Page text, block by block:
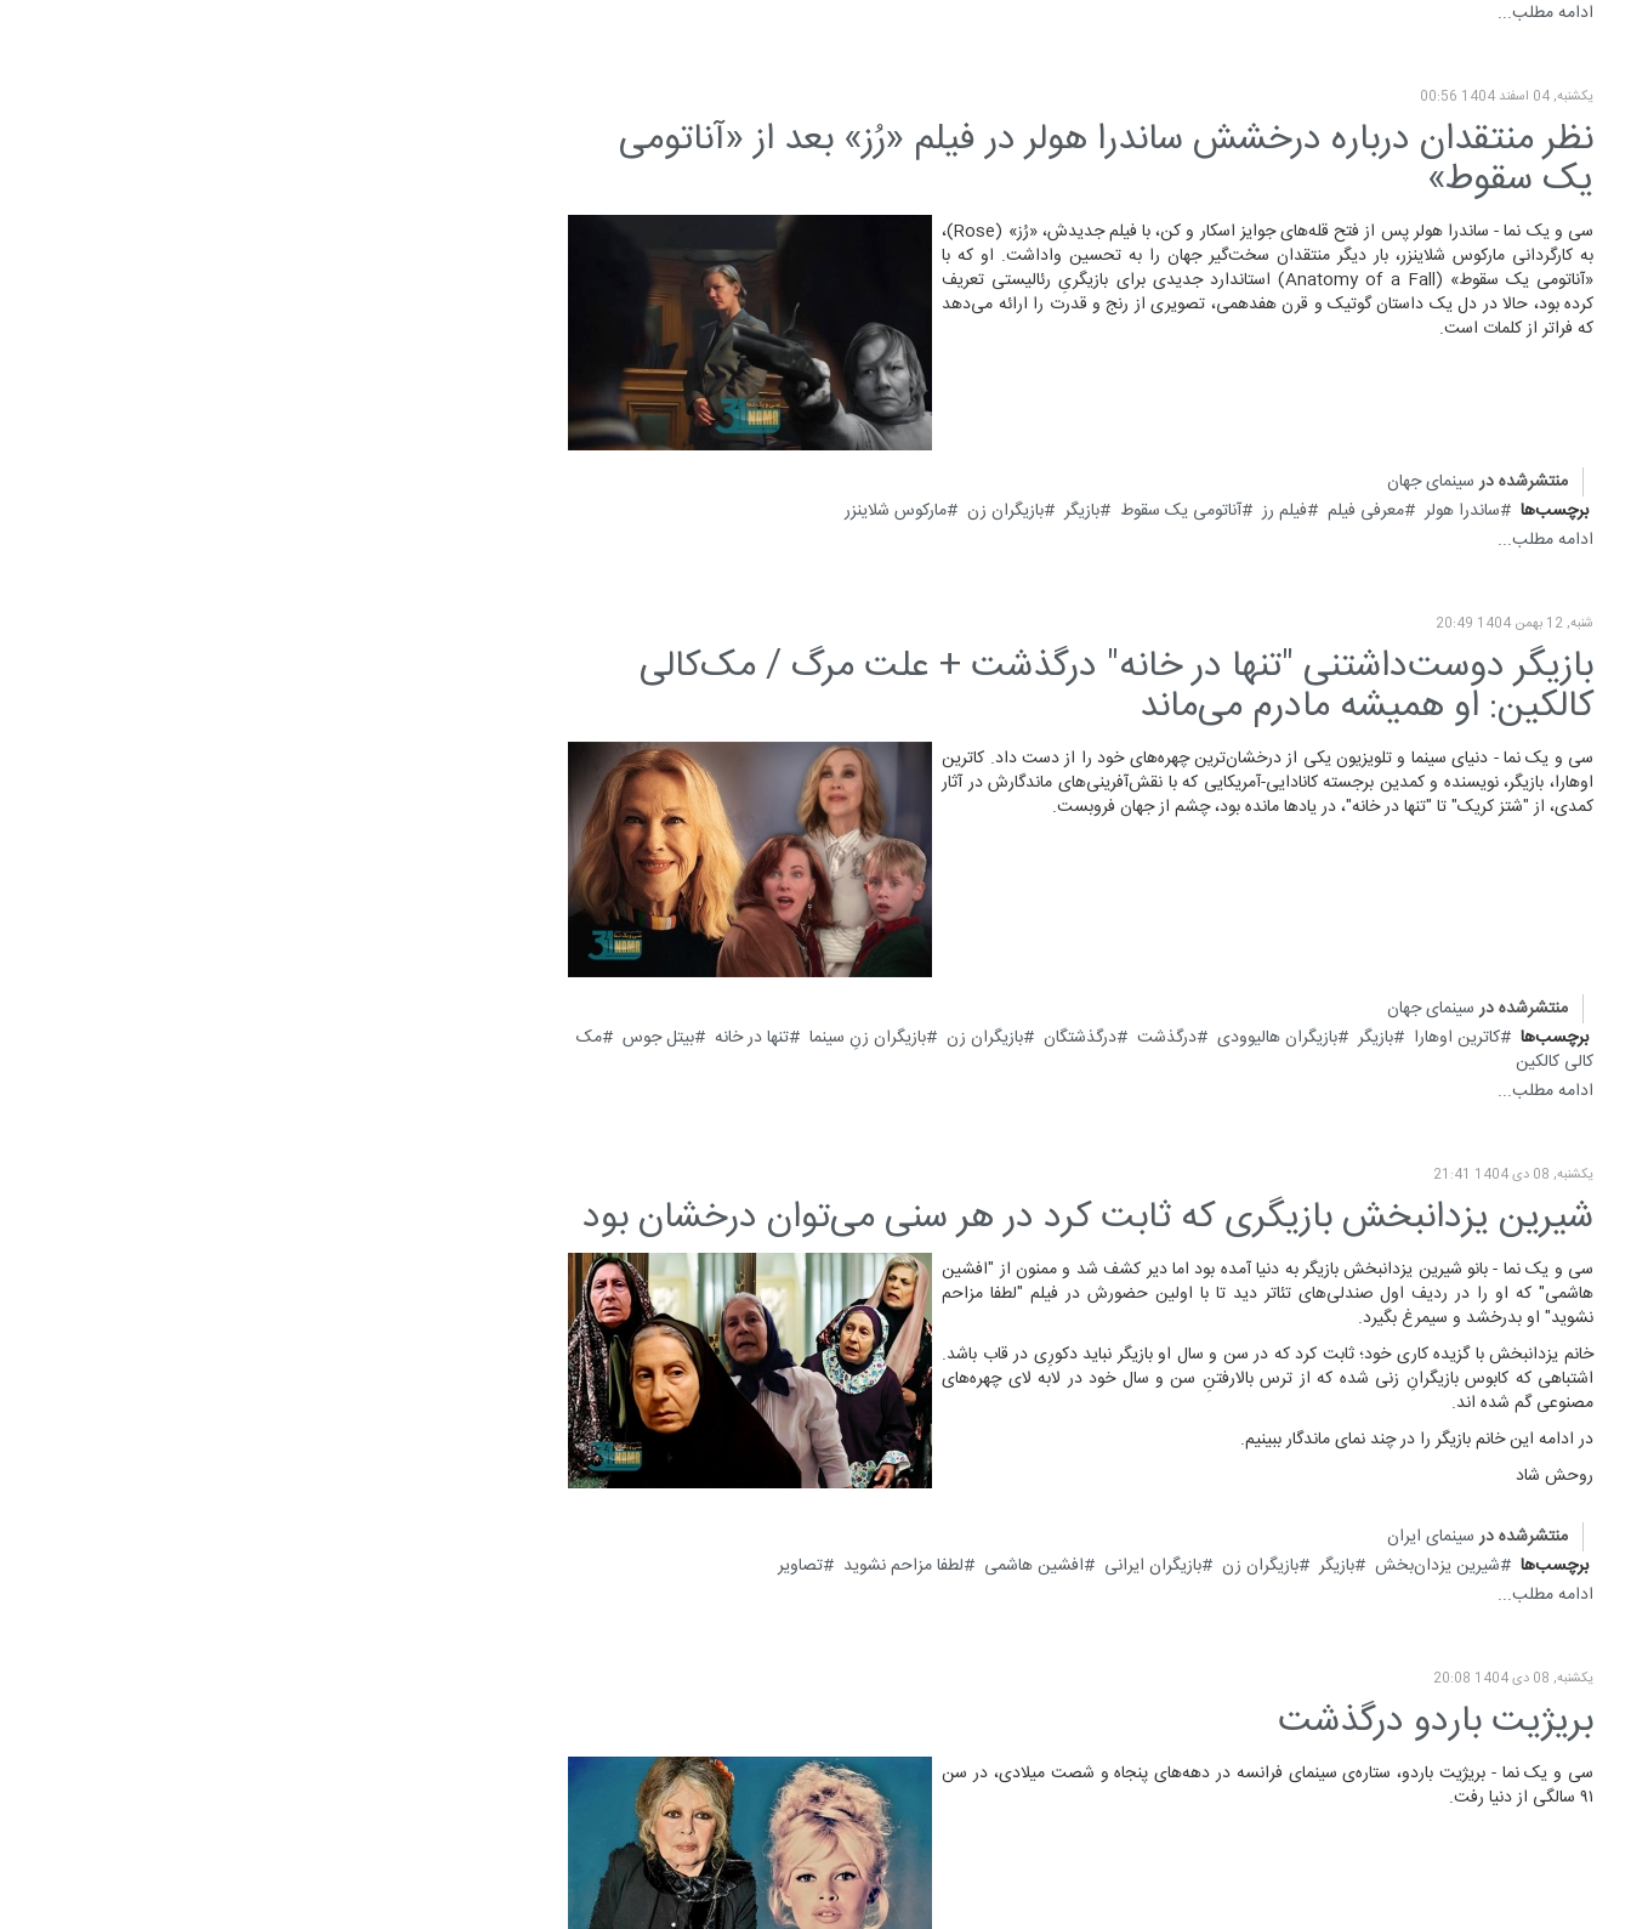
ادامه مطلب...
یکشنبه, 04 اسفند 1404 00:56
نظر منتقدان درباره درخشش ساندرا هولر در فیلم «رُز» بعد از «آناتومی
یک سقوط»
سی و یک نما - ساندرا هولر پس از فتح قله‌های جوایز اسکار و کن، با فیلم جدیدش، «رُز» (Rose)،
به کارگردانی مارکوس شلاینزر، بار دیگر منتقدان سخت‌گیر جهان را به تحسین واداشت. او که با
«آناتومی یک سقوط» (Anatomy of a Fall) استاندارد جدیدی برای بازیگریِ رئالیستی تعریف
کرده بود، حالا در دل یک داستان گوتیک و قرن هفدهمی، تصویری از رنج و قدرت را ارائه می‌دهد
که فراتر از کلمات است.
منتشرشده در سینمای جهان
برچسب‌ها
ساندرا هولر معرفی فیلم فیلم رز آناتومی یک سقوط بازیگر بازیگران زن
مارکوس شلاینزر
ادامه مطلب...
شنبه, 12 بهمن 1404 20:49
بازیگر دوست‌داشتنی "تنها در خانه" درگذشت + علت مرگ / مک‌کالی‌
کالکین: او همیشه مادرم می‌ماند
سی و یک نما - دنیای سینما و تلویزیون یکی از درخشان‌ترین چهره‌های خود را از دست داد. کاترین
اوهارا، بازیگر، نویسنده و کمدین برجسته کانادایی-آمریکایی که با نقش‌آفرینی‌های ماندگارش در آثار
کمدی، از "شتز کریک" تا "تنها در خانه"، در یادها مانده بود، چشم از جهان فروبست.
منتشرشده در سینمای جهان
برچسب‌ها
کاترین اوهارا بازیگر بازیگران هالیوودی درگذشت درگذشتگان بازیگران زن بازیگران زنِ سینما تنها در خانه بیتل جوس
مک
کالی کالکین
ادامه مطلب...
یکشنبه, 08 دی 1404 21:41
شیرین یزدانبخش بازیگری که ثابت کرد در هر سنی می‌توان درخشان بود
سی و یک نما - بانو شیرین یزدانبخش بازیگر به دنیا آمده بود اما دیر کشف شد و ممنون از "افشین
هاشمی" که او را در ردیف اول صندلی‌های تئاتر دید تا با اولین حضورش در فیلم "لطفا مزاحم
نشوید" او بدرخشد و سیمرغ بگیرد.
خانم یزدانبخش با گزیده کاری خود؛ ثابت کرد که در سن و سال او بازیگر نباید دکورِی در قاب باشد.
اشتباهی که کابوس بازیگرانِ زنی شده که از ترس بالارفتنِ سن و سال خود در لابه لای چهره‌های
مصنوعی گم شده اند.
در ادامه این خانم بازیگر را در چند نمای ماندگار ببینیم.
روحش شاد
منتشرشده در سینمای ایران
برچسب‌ها
شیرین یزدان‌بخش بازیگر بازیگران زن بازیگران ایرانی افشین هاشمی لطفا مزاحم نشوید
تصاویر
ادامه مطلب...
یکشنبه, 08 دی 1404 20:08
بریژیت باردو درگذشت
سی و یک نما - بریژیت باردو، ستاره‌ی سینمای فرانسه در دهه‌های پنجاه و شصت میلادی، در سن
۹۱ سالگی از دنیا رفت.